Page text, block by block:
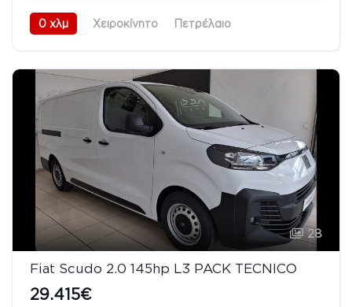
0 χλμ Χειροκίνητο
Πετρέλαιο
28
Fiat Scudo 2.0 145hp L3 PACK TECNICO
29.415€